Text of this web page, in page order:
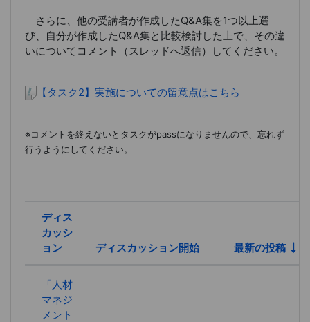
さらに、他の受講者が作成したQ&A集を1つ以上選
び、自分が作成したQ&A集と比較検討した上で、その違
いについてコメント（スレッドへ返信）してください。
【タスク2】実施についての留意点はこちら
※コメントを終えないとタスクがpassになりませんので、忘れず
行うようにしてください。
ディスカッション一覧です。1 / 1
ディス
カッシ
ョン
ディスカッション開始 最新の投稿
「人材
マネジ
メント